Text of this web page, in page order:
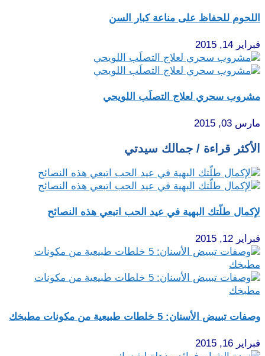
اللحوم للحفاظ على مناعة كبار السن
فبراير 14, 2015
مشروب سحري لعلاج التصلَب اللويحي
مارس 03, 2015
الأكثر قراءة / جمالك سيدتي
لإكمال طلّتك البهية في عيد الحب اتبعي هذه النصائح
فبراير 12, 2015
وصفات تبييض الأسنان: 5 خلطات طبيعية من مكونات مطبخك
فبراير 16, 2015